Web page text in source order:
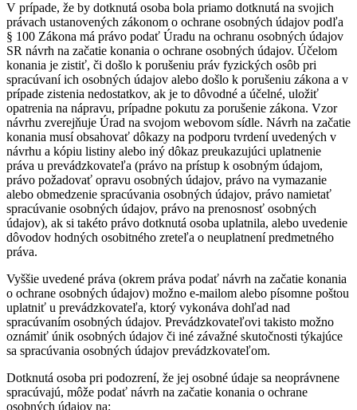
V prípade, že by dotknutá osoba bola priamo dotknutá na svojich
právach ustanovených zákonom o ochrane osobných údajov podľa
§ 100 Zákona má právo podať Úradu na ochranu osobných údajov
SR návrh na začatie konania o ochrane osobných údajov. Účelom
konania je zistiť, či došlo k porušeniu práv fyzických osôb pri
spracúvaní ich osobných údajov alebo došlo k porušeniu zákona a v
prípade zistenia nedostatkov, ak je to dôvodné a účelné, uložiť
opatrenia na nápravu, prípadne pokutu za porušenie zákona. Vzor
návrhu zverejňuje Úrad na svojom webovom sídle. Návrh na začatie
konania musí obsahovať dôkazy na podporu tvrdení uvedených v
návrhu a kópiu listiny alebo iný dôkaz preukazujúci uplatnenie
práva u prevádzkovateľa (právo na prístup k osobným údajom,
právo požadovať opravu osobných údajov, právo na vymazanie
alebo obmedzenie spracúvania osobných údajov, právo namietať
spracúvanie osobných údajov, právo na prenosnosť osobných
údajov), ak si takéto právo dotknutá osoba uplatnila, alebo uvedenie
dôvodov hodných osobitného zreteľa o neuplatnení predmetného
práva.
Vyššie uvedené práva (okrem práva podať návrh na začatie konania
o ochrane osobných údajov) možno e-mailom alebo písomne poštou
uplatniť u prevádzkovateľa, ktorý vykonáva dohľad nad
spracúvaním osobných údajov. Prevádzkovateľovi takisto možno
oznámiť únik osobných údajov či iné závažné skutočnosti týkajúce
sa spracúvania osobných údajov prevádzkovateľom.
Dotknutá osoba pri podozrení, že jej osobné údaje sa neoprávnene
spracúvajú, môže podať návrh na začatie konania o ochrane
osobných údajov na: